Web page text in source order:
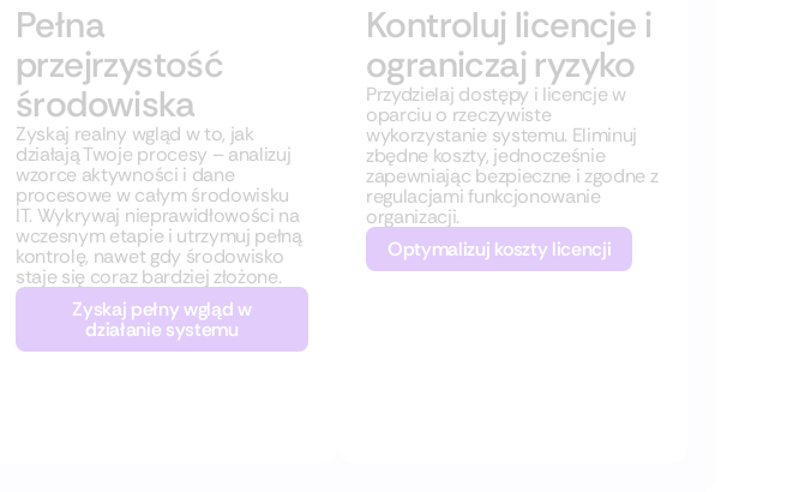
Pełna
przejrzystość
środowiska
Zyskaj realny wgląd w to, jak
działają Twoje procesy – analizuj
wzorce aktywności i dane
procesowe w całym środowisku
IT. Wykrywaj nieprawidłowości na
wczesnym etapie i utrzymuj pełną
kontrolę, nawet gdy środowisko
staje się coraz bardziej złożone.
Zyskaj pełny wgląd w
działanie systemu
Kontroluj licencje i
ograniczaj ryzyko
Przydzielaj dostępy i licencje w
oparciu o rzeczywiste
wykorzystanie systemu. Eliminuj
zbędne koszty, jednocześnie
zapewniając bezpieczne i zgodne z
regulacjami funkcjonowanie
organizacji.
Optymalizuj koszty licencji